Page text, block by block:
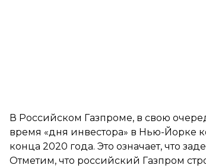
В Российском Газпроме, в свою
время «дня инвестора» в Нью-Йорке
конца 2020 года. Это означает, что
Отметим, что российский Газпром